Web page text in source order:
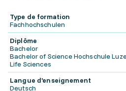
Type de formation
Fachhochschulen
Diplôme
Bachelor
Bachelor of Science Hochschule
Life Sciences
Langue d'enseignement
Deutsch